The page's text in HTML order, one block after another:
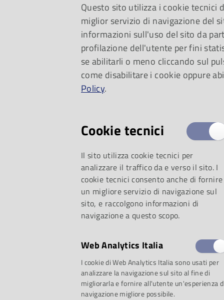
Un viaggio da
per i più piccoli, il
musica.
selezione:
Questo sito utilizza i cookie tecnici
miglior servizio di navigazione del
informazioni sull'uso del sito da
profilazione dell'utente per fini
se abilitarli o meno cliccando sul
come disabilitare i cookie oppure
Policy.
Cookie tecnici
Il sito utilizza cookie tecnici per
analizzare il traffico da e verso il sito. I
cookie tecnici consento anche di fornire
un migliore servizio di navigazione sul
sito, e raccolgono informazioni di
navigazione a questo scopo.
Web Analytics Italia
I cookie di Web Analytics Italia sono usati per
analizzare la navigazione sul sito al fine di
migliorarla e fornire all'utente un'esperienza
navigazione migliore possibile.